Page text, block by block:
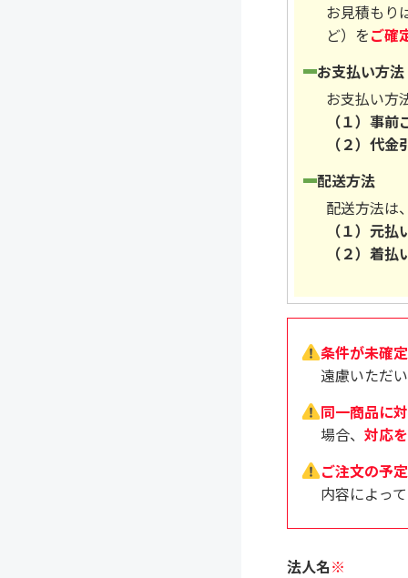
お見積もり
ど）をご確
お支払い方法
お支払い方
（１）事
（２）代
配送方法
配送方法は
（１）元払
（２）着払
条件が未確
遠慮いただ
同一商品に
場合、 対応
ご注文の予
内容によっ
法人名※